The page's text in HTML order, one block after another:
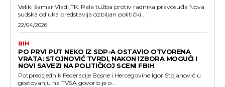
Veliki šamar Vladi TK: Pala tužba protiv radnika pravosuđa Nova
sudska odluka predstavlja ozbiljan politički...
22/04/2026
BIH
PO PRVI PUT NEKO IZ SDP-A OSTAVIO OTVORENA
VRATA: STOJNOVIĆ TVRDI, NAKON IZBORA MOGUĆI I
NOVI SAVEZI NA POLITIČKOJ SCENI FBIH
Potpredsjednik Federacije Bosne i Hercegovine Igor Stojanović u
gostovanju na TVSA govorio je o...